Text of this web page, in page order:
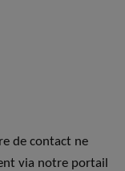
de contact ne
via notre portail